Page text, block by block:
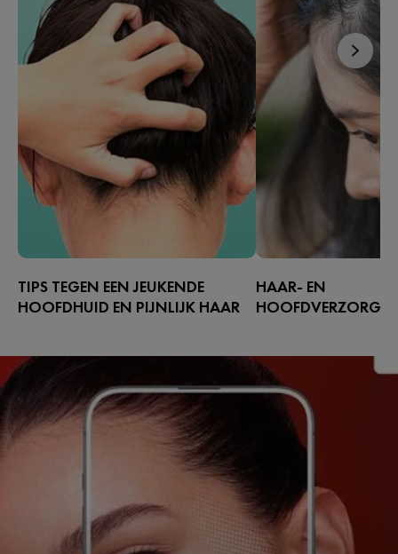
TIPS TEGEN EEN JEUKENDE
HOOFDHUID EN PIJNLIJK HAAR
hoofdhuid? Doet je haar pijn? Dat
kan zomaar gebeuren. Zo wordt je
hoofdhuid weer gezond en voorkom
je gevoelens van jeuk.
HAAR- EN
hoofdhuid te
voorkomen dat het
dat seborroïsch
Lees meer op Vichy.